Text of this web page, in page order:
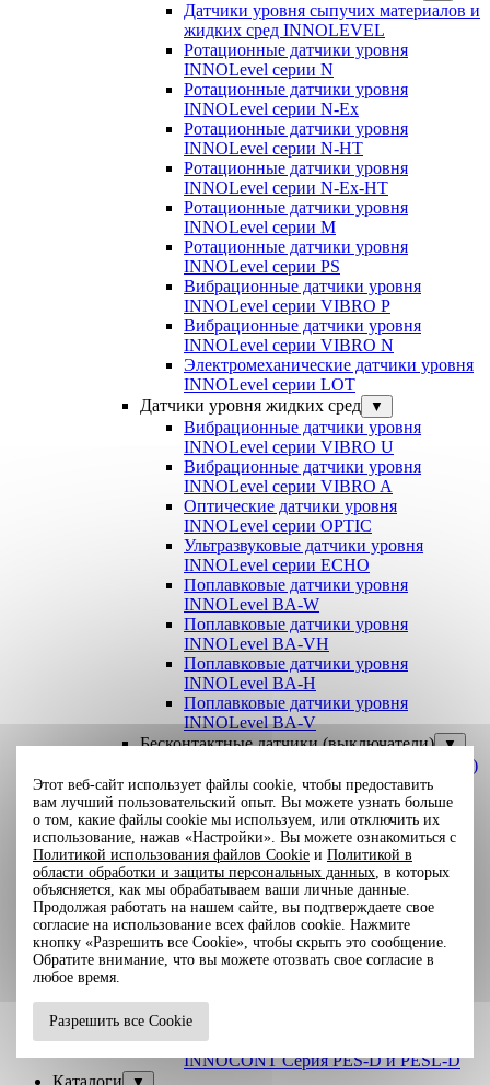
Датчики уровня сыпучих материалов и
жидких сред INNOLEVEL
Ротационные датчики уровня
INNOLevel серии N
Ротационные датчики уровня
INNOLevel серии N-Ex
Ротационные датчики уровня
INNOLevel серии N-HT
Ротационные датчики уровня
INNOLevel серии N-Ex-HT
Ротационные датчики уровня
INNOLevel серии M
Ротационные датчики уровня
INNOLevel серии PS
Вибрационные датчики уровня
INNOLevel серии VIBRO P
Вибрационные датчики уровня
INNOLevel серии VIBRO N
Электромеханические датчики уровня
INNOLevel серии LOT
Датчики уровня жидких сред
▼
Вибрационные датчики уровня
INNOLevel серии VIBRO U
Вибрационные датчики уровня
INNOLevel серии VIBRO A
Оптические датчики уровня
INNOLevel серии OPTIC
Ультразвуковые датчики уровня
INNOLevel серии ECHO
Поплавковые датчики уровня
INNOLevel BA-W
Поплавковые датчики уровня
INNOLevel BA-VH
Поплавковые датчики уровня
INNOLevel BA-H
Поплавковые датчики уровня
INNOLevel BA-V
Бесконтактные датчики (выключатели) ▼
Бесконтактные датчики (выключатели)
серии
Индуктивные датчики (бесконтакные
концевые выключатели)
цилиндрической формы
Индуктивные датчики (бесконтакные
концевые выключатели)
прямоугольной и цилиндрической
формы с зоной срабатывания от 1 до
50мм Autonics
Емкостные датчики с подстройкой
Датчики безопасности и оптические
датчики
Диффузионные фотодатчики
INNOCONT Серия PES-D и PESL-D
Этот веб-сайт использует файлы cookie, чтобы предоставить
вам лучший пользовательский опыт. Вы можете узнать больше
о том, какие файлы cookie мы используем, или отключить их
использование, нажав «Настройки». Вы можете ознакомиться с
Политикой использования файлов Cookie и Политикой в
области обработки и защиты персональных данных, в которых
объясняется, как мы обрабатываем ваши личные данные.
Продолжая работать на нашем сайте, вы подтверждаете свое
согласие на использование всех файлов cookie. Нажмите
кнопку «Разрешить все Cookie», чтобы скрыть это сообщение.
Обратите внимание, что вы можете отозвать свое согласие в
любое время.
Разрешить все Cookie